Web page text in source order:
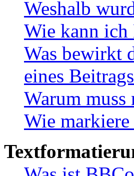
Weshalb
Wie kann ich
Was bewirkt
eines
Warum muss
Wie